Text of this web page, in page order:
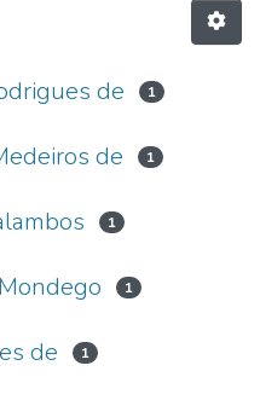
de 1
de 1
1
1
de 1